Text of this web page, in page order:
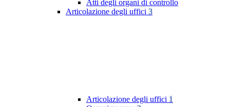
Atti degli organi di controllo
Articolazione degli uffici 3
Articolazione degli uffici 1